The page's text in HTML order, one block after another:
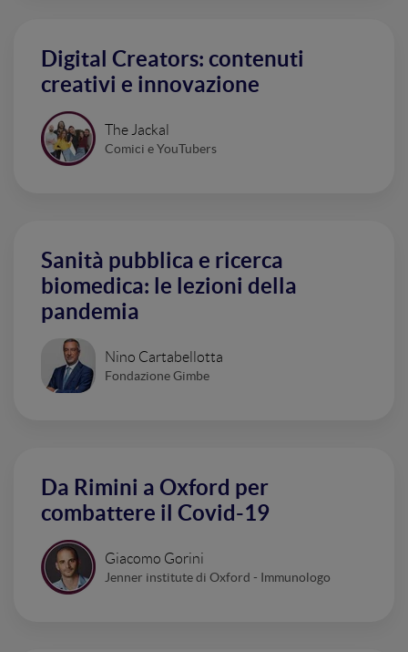
Digital Creators: contenuti
creativi e innovazione
The Jackal
Comici e YouTubers
Sanità pubblica e ricerca
biomedica: le lezioni della
pandemia
Nino Cartabellotta
Fondazione Gimbe
Da Rimini a Oxford per
combattere il Covid-19
Giacomo Gorini
Jenner institute di Oxford - Immunologo